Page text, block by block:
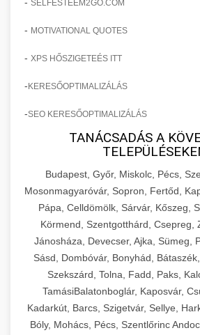
SELFESTEEM2GO.COM
- MOTIVATIONAL QUOTES
- XPS HŐSZIGETEÉS ITT
- KERESŐOPTIMALIZÁLÁS
-SEO KERESŐOPTIMALIZÁLÁS
TANÁCSADÁS A
Budapest, Győr, Miskolc, Pécs,
Mosonmagyaróvár, Sopron, Fertőd,
Pápa, Celldömölk, Sárvár, Kőszeg,
Körmend, Szentgotthárd, Csepreg,
Jánosháza, Devecser, Ajka, Sümeg,
Sásd, Dombóvár, Bonyhád,
Szekszárd, Tolna, Fadd, Paks,
TamásiBalatonboglár, Kaposvár,
Kadarkút, Barcs, Szigetvár, Sellye,
Bóly, Mohács, Pécs, Szentlőrinc